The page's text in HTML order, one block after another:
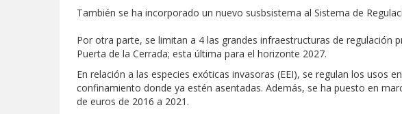
También se ha incorporado un nuevo susbsistema al Sistema de
Por otra parte, se limitan a 4 las grandes infraestructuras de regulación
Puerta de la Cerrada; esta última para el horizonte 2027.
En relación a las especies exóticas invasoras (EEI), se regulan los usos
confinamiento donde ya estén asentadas. Además, se ha puesto en
de euros de 2016 a 2021.